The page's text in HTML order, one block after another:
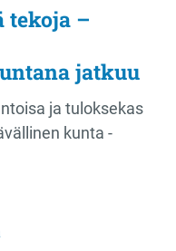
tekoja –
jatkuu
ja tuloksekas
kunta -